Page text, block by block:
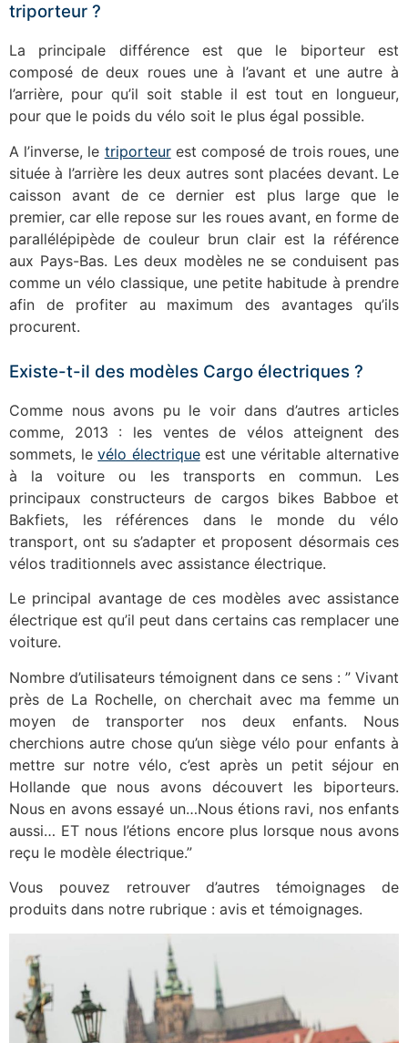
triporteur ?
La principale différence est que le biporteur est
composé de deux roues une à l’avant et une autre à
l’arrière, pour qu’il soit stable il est tout en longueur,
pour que le poids du vélo soit le plus égal possible.
A l’inverse, le triporteurest composé de trois roues, une
située à l’arrière les deux autres sont placées devant. Le
caisson avant de ce dernier est plus large que le
premier, car elle repose sur les roues avant, en forme de
parallélépipède de couleur brun clair est la référence
aux Pays-Bas. Les deux modèles ne se conduisent pas
comme un vélo classique, une petite habitude à prendre
afin de profiter au maximum des avantages qu’ils
procurent.
Existe-t-il des modèles Cargo électriques ?
Comme nous avons pu le voir dans d’autres articles
comme, 2013 : les ventes de vélos atteignent des
sommets, levélo électriqueest une véritable alternative
à la voiture ou les transports en commun. Les
principaux constructeurs de cargos bikes Babboe et
Bakfiets, les références dans le monde du vélo
transport, ont su s’adapter et proposent désormais ces
vélos traditionnels avec assistance électrique.
Le principal avantage de ces modèles avec assistance
électrique est qu’il peut dans certains cas remplacer une
voiture.
Nombre d’utilisateurs témoignent dans ce sens : ” Vivant
près de La Rochelle, on cherchait avec ma femme un
moyen de transporter nos deux enfants. Nous
cherchions autre chose qu’un siège vélo pour enfants à
mettre sur notre vélo, c’est après un petit séjour en
Hollande que nous avons découvert les biporteurs.
Nous en avons essayé un…Nous étions ravi, nos enfants
aussi… ET nous l’étions encore plus lorsque nous avons
reçu le modèle électrique.”
Vous pouvez retrouver d’autres témoignages de
produits dans notre rubrique : avis et témoignages.